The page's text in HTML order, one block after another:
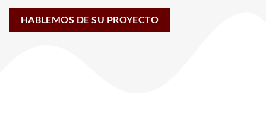
HABLEMOS DE SU PROYECTO